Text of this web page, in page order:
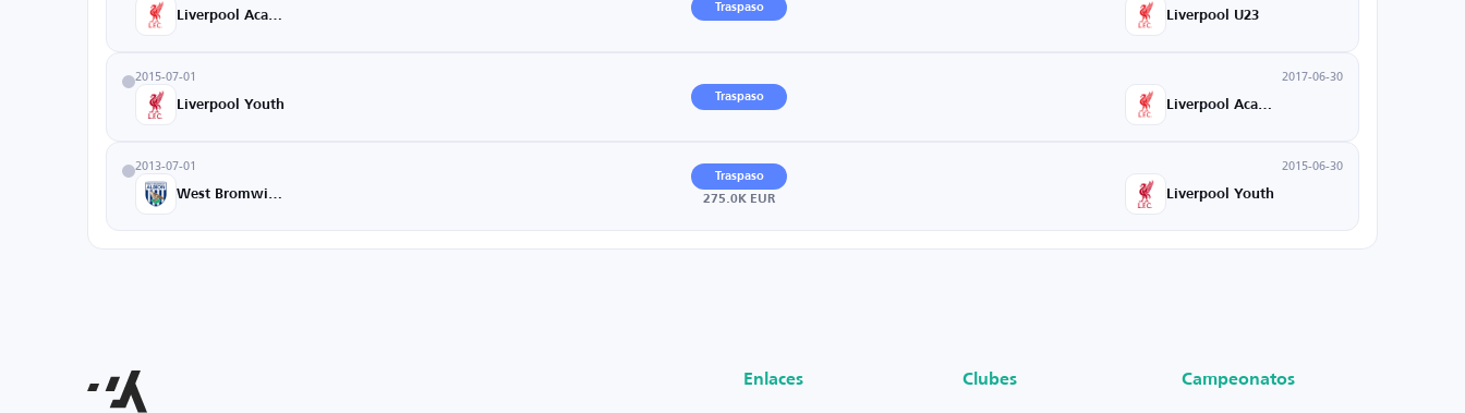
Traspaso
Liverpool U23
2015-07-01
Liverpool Youth
Traspaso
2017-06-30
2013-07-01 Traspaso
275.0K EUR
2015-06-30
Liverpool Youth
Enlaces Clubes Campeonatos